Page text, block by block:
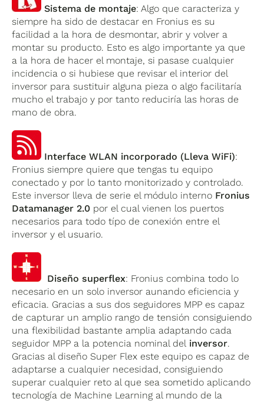
Sistema de montaje: Algo que caracteriza y
siempre ha sido de destacar en Fronius es su
facilidad a la hora de desmontar, abrir y volver a
montar su producto. Esto es algo importante ya que
a la hora de hacer el montaje, si pasase cualquier
incidencia o si hubiese que revisar el interior del
inversor para sustituir alguna pieza o algo facilitaría
mucho el trabajo y por tanto reduciría las horas de
mano de obra.
Interface WLAN incorporado (Lleva WiFi):
Fronius siempre quiere que tengas tu equipo
conectado y por lo tanto monitorizado y controlado.
Este inversor lleva de serie el módulo interno Fronius
Datamanager 2.0 por el cual vienen los puertos
necesarios para todo típo de conexión entre el
inversor y el usuario.
Diseño superflex: Fronius combina todo lo
necesario en un solo inversor aunando eficiencia y
eficacia. Gracias a sus dos seguidores MPP es capaz
de capturar un amplio rango de tensión consiguiendo
una flexibilidad bastante amplia adaptando cada
seguidor MPP a la potencia nominal del inversor.
Gracias al diseño Super Flex este equipo es capaz de
adaptarse a cualquier necesidad, consiguiendo
superar cualquier reto al que sea sometido aplicando
tecnología de Machine Learning al mundo de la